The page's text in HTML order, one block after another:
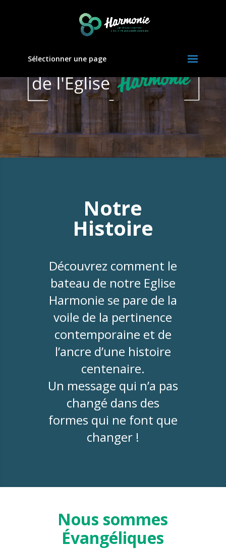
Sélectionner une page
Notre
Histoire
Découvrez comment le
bateau de notre Eglise
Harmonie se pare de la
voile de la pertinence
contemporaine et de
l’ancre d’une histoire
centenaire.
Un message qui n’a pas
changé dans des
formes qui ne font que
changer !
Nous sommes
Évangéliques